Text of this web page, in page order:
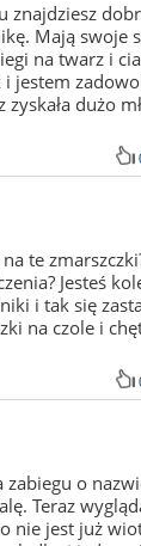
znajdziesz
Mają swoje
na twarz i
i jestem
dużo
te
Jesteś
i tak się
na czole i
o
Teraz
nie jest już